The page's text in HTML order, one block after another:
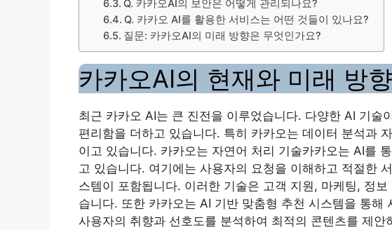
Q. 카카오AI의 보안은 어떻게 관리되나요?
Q. 카카오 AI를 활용한 서비스는 어떤 것들이 있나요?
질문: 카카오AI의 미래 방향은 무엇인가요?
카카오AI의 현재와 미래 방향
최근 카카오 AI는 큰 진전을 이루었습니다. 다양한 AI 기술
편리함을 더하고 있습니다. 특히 카카오는 데이터 분석과
이고 있습니다. 카카오는 자연어 처리 기술카카오는 AI를
고 있습니다. 여기에는 사용자의 요청을 이해하고 적절한
스템이 포함됩니다. 이러한 기술은 고객 지원, 마케팅, 정
습니다. 또한 카카오는 AI 기반 맞춤형 추천 시스템을 통해
사용자의 취향과 선호도를 분석하여 최적의 콘텐츠를 제